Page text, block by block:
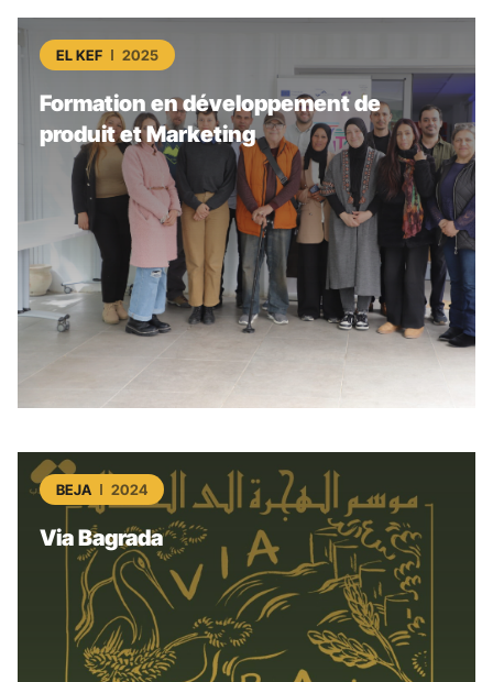
EL KEF 2025
Formation en développement de
produit et Marketing
BEJA 2024
Via Bagrada